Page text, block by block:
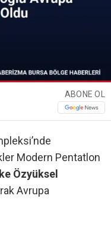
ABONE OL
Modern Pentatlon
Özyüksel
Avrupa